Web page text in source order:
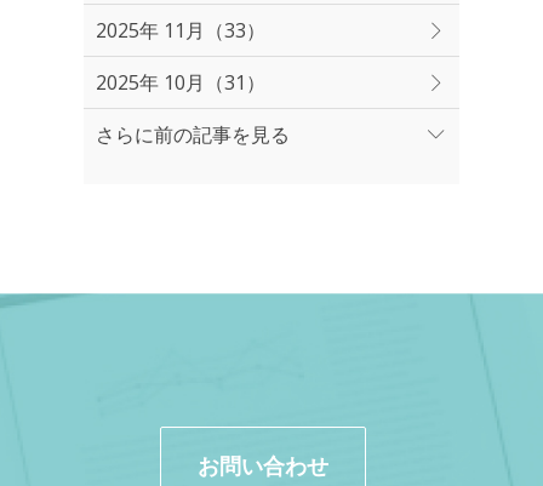
2025年 11月（33）
2025年 10月（31）
さらに前の記事を見る
お問い合わせ